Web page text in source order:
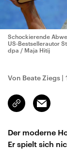
Schockierende
US-Bestsellerautor
dpa / Maja Hitij
Von Beate Ziegs |
Link
kopieren/teilen
Email
Der moderne
Er spielt sich